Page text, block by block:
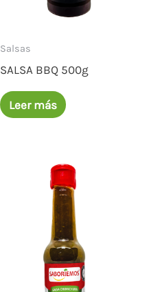
Salsas
SALSA BBQ 500g
Leer más